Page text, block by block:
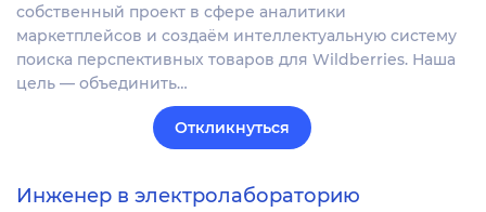
собственный проект в сфере аналитики
маркетплейсов и создаём интеллектуальную систему
поиска перспективных товаров для Wildberries. Наша
цель — объединить…
Откликнуться
Инженер в электролабораторию